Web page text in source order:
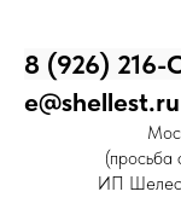
8 (926) 216-
e@shellest.ru
(просьба
ИП